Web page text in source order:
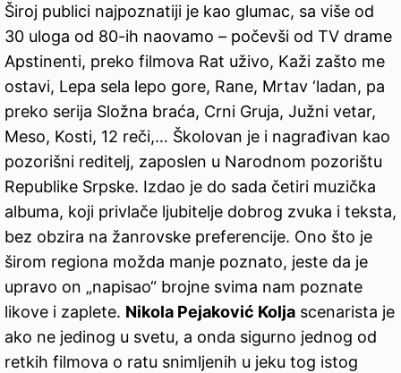
Široj publici najpoznatiji je kao glumac, sa više od
30 uloga od 80-ih naovamo – počevši od TV drame
Apstinenti, preko filmova Rat uživo, Kaži zašto me
ostavi, Lepa sela lepo gore, Rane, Mrtav ‘ladan, pa
preko serija Složna braća, Crni Gruja, Južni vetar,
Meso, Kosti, 12 reči,… Školovan je i nagrađivan kao
pozorišni reditelj, zaposlen u Narodnom pozorištu
Republike Srpske. Izdao je do sada četiri muzička
albuma, koji privlače ljubitelje dobrog zvuka i teksta,
bez obzira na žanrovske preferencije. Ono što je
širom regiona možda manje poznato, jeste da je
upravo on „napisao“ brojne svima nam poznate
likove i zaplete. Nikola Pejaković Kolja scenarista je
ako ne jedinog u svetu, a onda sigurno jednog od
retkih filmova o ratu snimljenih u jeku tog istog